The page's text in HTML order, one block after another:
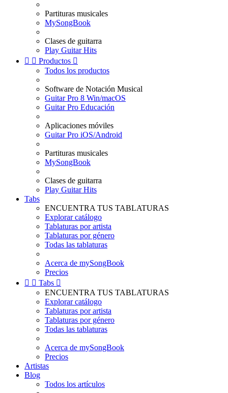
Partituras musicales
MySongBook
Clases de guitarra
Play Guitar Hits
  Productos 
Todos los productos
Software de Notación Musical
Guitar Pro 8 Win/macOS
Guitar Pro Educación
Aplicaciones móviles
Guitar Pro iOS/Android
Partituras musicales
MySongBook
Clases de guitarra
Play Guitar Hits
Tabs
ENCUENTRA TUS TABLATURAS
Explorar catálogo
Tablaturas por artista
Tablaturas por género
Todas las tablaturas
Acerca de mySongBook
Precios
  Tabs 
ENCUENTRA TUS TABLATURAS
Explorar catálogo
Tablaturas por artista
Tablaturas por género
Todas las tablaturas
Acerca de mySongBook
Precios
Artistas
Blog
Todos los artículos